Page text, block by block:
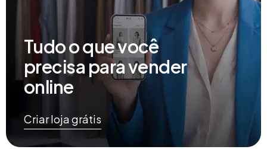
Tudo o que você
precisa para vender
online
Criar loja grátis